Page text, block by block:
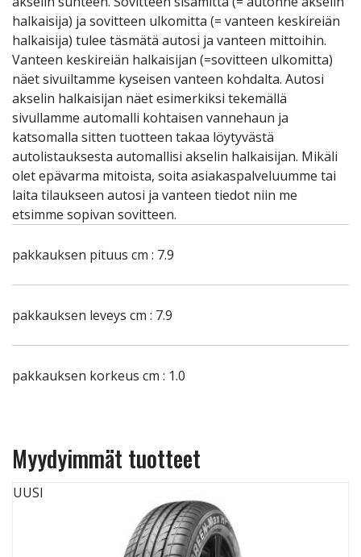
halkaisija) ja sovitteen ulkomitta (= vanteen keskireiän
halkaisija) tulee täsmätä autosi ja vanteen mittoihin.
Vanteen keskireiän halkaisijan (=sovitteen ulkomitta)
näet sivuiltamme kyseisen vanteen kohdalta. Autosi
akselin halkaisijan näet esimerkiksi tekemällä
sivullamme automalli kohtaisen vannehaun ja
katsomalla sitten tuotteen takaa löytyvästä
autolistauksesta automallisi akselin halkaisijan. Mikäli
olet epävarma mitoista, soita asiakaspalveluumme tai
laita tilaukseen autosi ja vanteen tiedot niin me
etsimme sopivan sovitteen.
pakkauksen pituus cm : 7.9
pakkauksen leveys cm : 7.9
pakkauksen korkeus cm : 1.0
Myydyimmät tuotteet
UUSI